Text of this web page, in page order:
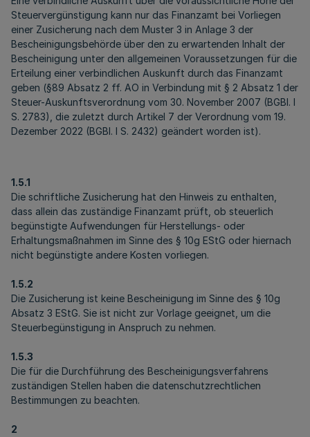
Steuervergünstigung kann nur das Finanzamt bei Vorliegen
einer Zusicherung nach dem Muster 3 in Anlage 3 der
Bescheinigungsbehörde über den zu erwartenden Inhalt der
Bescheinigung unter den allgemeinen Voraussetzungen für die
Erteilung einer verbindlichen Auskunft durch das Finanzamt
geben (§89 Absatz 2 ff. AO in Verbindung mit § 2 Absatz 1 der
Steuer-Auskunftsverordnung vom 30. November 2007 (BGBl. I
S. 2783), die zuletzt durch Artikel 7 der Verordnung vom 19.
Dezember 2022 (BGBl. I S. 2432) geändert worden ist).
1.5.1
Die schriftliche Zusicherung hat den Hinweis zu enthalten,
dass allein das zuständige Finanzamt prüft, ob steuerlich
begünstigte Aufwendungen für Herstellungs- oder
Erhaltungsmaßnahmen im Sinne des § 10g EStG oder hiernach
nicht begünstigte andere Kosten vorliegen.
1.5.2
Die Zusicherung ist keine Bescheinigung im Sinne des § 10g
Absatz 3 EStG. Sie ist nicht zur Vorlage geeignet, um die
Steuerbegünstigung in Anspruch zu nehmen.
1.5.3
Die für die Durchführung des Bescheinigungsverfahrens
zuständigen Stellen haben die datenschutzrechtlichen
Bestimmungen zu beachten.
2